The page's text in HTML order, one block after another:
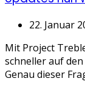
22. Januar
Mit Project
schneller auf
Genau dieser